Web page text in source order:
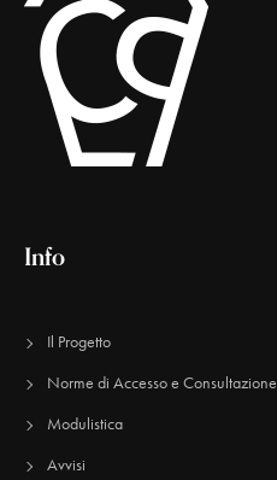
Info
Il Progetto
Norme di Accesso e Consultazione
Modulistica
Avvisi